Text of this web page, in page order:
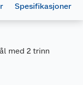
Spesifikasjoner
med 2 trinn